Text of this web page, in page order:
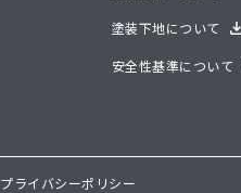
塗装下地について
安全性基準につい
プライバシーポリシー